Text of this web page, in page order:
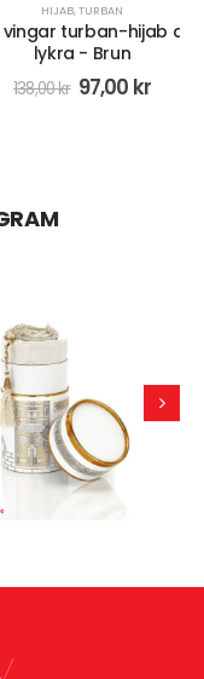
HIJAB,TURBAN
turban-hijab av
lykra - Brun
138,00kr 97,00kr